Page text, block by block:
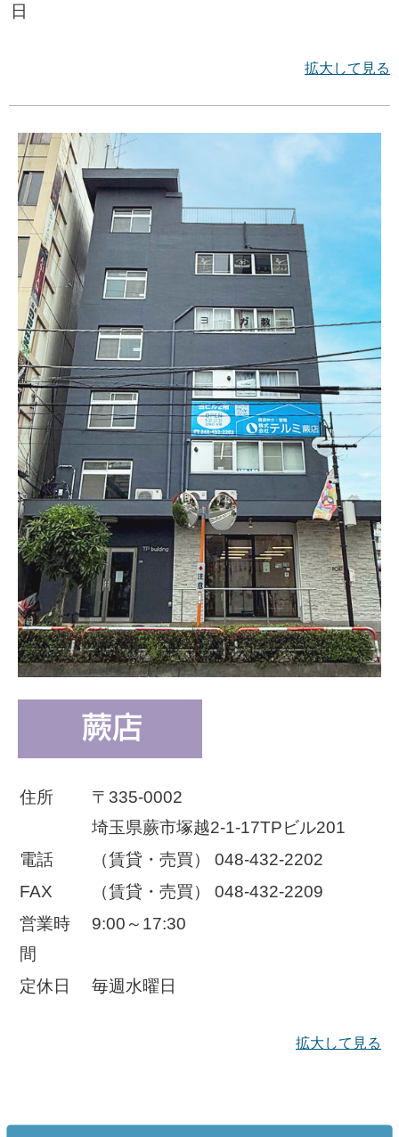
日
拡大して見る
住所
〒335-0002
埼玉県蕨市塚越2-1-17TPビル201
電話
（賃貸・売買） 048-432-2202
FAX
（賃貸・売買） 048-432-2209
営業時
間
9:00～17:30
定休日 毎週水曜日
拡大して見る